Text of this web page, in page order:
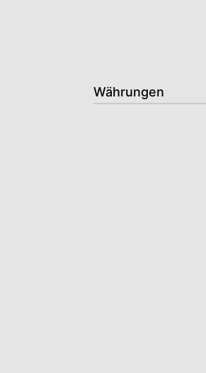
Währungen